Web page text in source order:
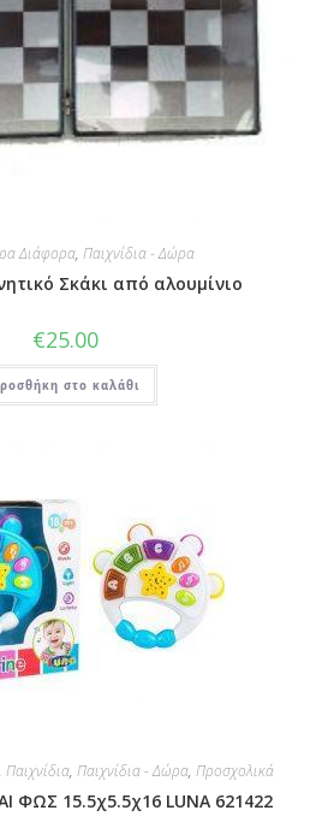
Διάφορα, Παιχνίδια - Δώρα
Σκάκι από αλουμίνιο
€25.00
στο καλάθι
, Παιχνίδια, Παιχνίδια - Δώρα, Προσχολικά
ΦΩΣ 15.5χ5.5χ16 LUNA 621422